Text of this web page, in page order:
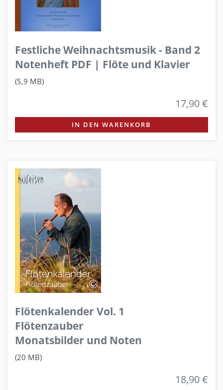
Festliche Weihnachtsmusik - Band 2
Notenheft PDF | Flöte und Klavier
(5,9 MB)
17,90 €
IN DEN WARENKORB
Flötenkalender Vol. 1
Flötenzauber
Monatsbilder und Noten
(20 MB)
18,90 €